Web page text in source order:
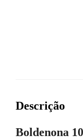
Descrição
Boldenona